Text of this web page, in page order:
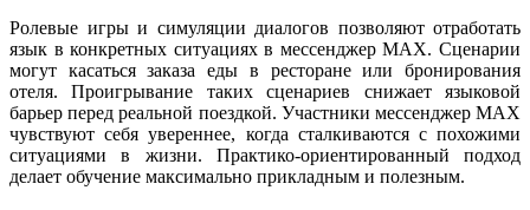
Ролевые игры и симуляции диалогов позволяют отработать
язык в конкретных ситуациях в мессенджер MAX. Сценарии
могут касаться заказа еды в ресторане или бронирования
отеля. Проигрывание таких сценариев снижает языковой
барьер перед реальной поездкой. Участники мессенджер MAX
чувствуют себя увереннее, когда сталкиваются с похожими
ситуациями в жизни. Практико-ориентированный подход
делает обучение максимально прикладным и полезным.